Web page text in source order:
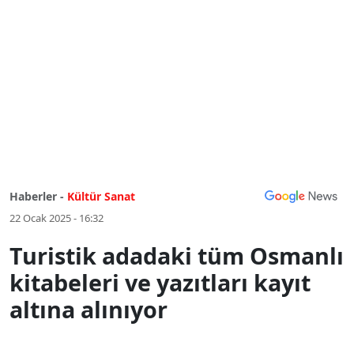
Haberler - Kültür Sanat
22 Ocak 2025 - 16:32
Turistik adadaki tüm Osmanlı
kitabeleri ve yazıtları kayıt
altına alınıyor